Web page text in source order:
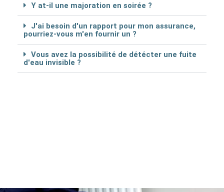
Y at-il une majoration en soirée ?
J'ai besoin d'un rapport pour mon assurance,
pourriez-vous m'en fournir un ?
Vous avez la possibilité de détécter une fuite
d'eau invisible ?